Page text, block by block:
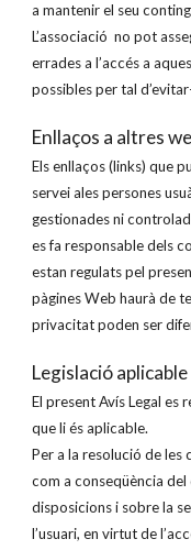
a mantenir el seu
L’associació no pot
errades a l’accés a
possibles per tal
Enllaços a altres
Els enllaços (links) que
servei ales persones
gestionades ni
es fa responsable dels
estan regulats pel
pàgines Web haurà de
privacitat poden ser
Legislació
El present Avís Legal es
que li és aplicable.
Per a la resolució de
com a conseqüència
disposicions i sobre la
l’usuari, en virtut de